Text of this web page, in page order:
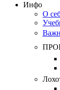
Инфо
О